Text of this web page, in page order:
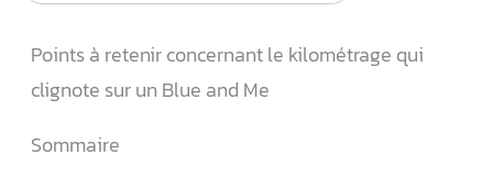
Points à retenir concernant le kilométrage qui
clignote sur un Blue and Me
Sommaire